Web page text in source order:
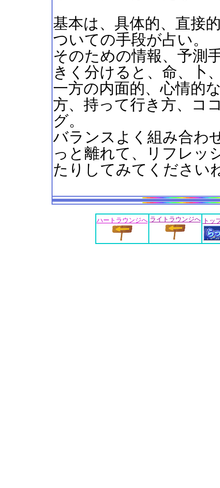
基本は、具体的、直接
ついての手段が占い。
そのための情報、予測
きく分けると、命、卜
一方の内面的、心情的
方、持って行き方、コ
グ。
バランスよく組み合わ
っと離れて、リフレッ
たりしてみてください
ハートラウンジへ ライトラウンジへ トッ